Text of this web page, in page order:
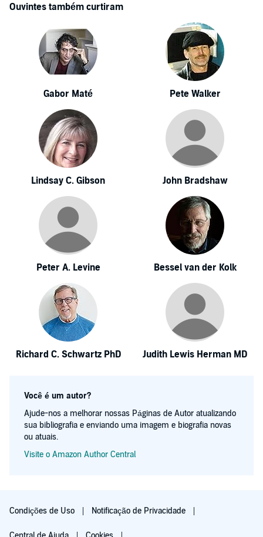
Ouvintes também curtiram
Gabor Maté Pete Walker
Lindsay C. Gibson John Bradshaw
Peter A. Levine Bessel van der Kolk
Richard C. Schwartz PhD Judith Lewis Herman MD
Você é um autor?
Ajude-nos a melhorar nossas Páginas de Autor atualizando
sua bibliografia e enviando uma imagem e biografia novas
ou atuais.
Visite o Amazon Author Central
Condições de Uso Notificação de Privacidade